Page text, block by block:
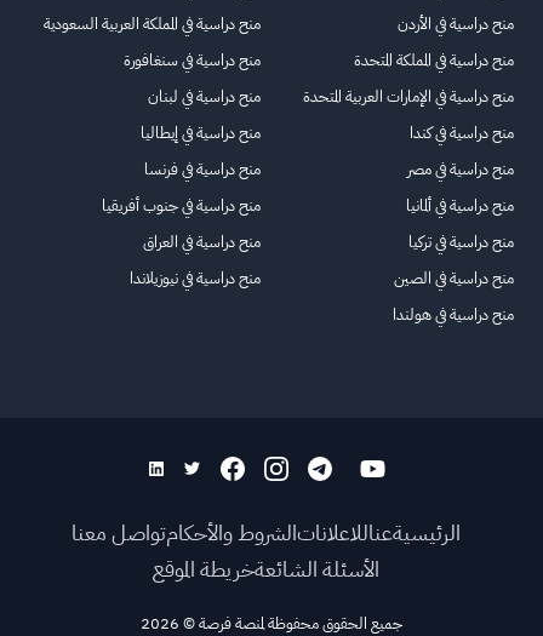
منح دراسية في الأردن
منح دراسية في المملكة المتحدة
منح دراسية في الإمارات العربية المتحدة
منح دراسية في كندا
منح دراسية في مصر
منح دراسية في ألمانيا
منح دراسية في تركيا
منح دراسية في الصين
منح دراسية في هولندا
منح دراسية في المملكة العربية السعودية
منح دراسية في سنغافورة
منح دراسية في لبنان
منح دراسية في إيطاليا
منح دراسية في فرنسا
منح دراسية في جنوب أفريقيا
منح دراسية في العراق
منح دراسية في نيوزيلاندا
الرئيسيةعناللاعلاناتالشروط والأحكامتواصل معنا
الأسئلة الشائعةخريطة الموقع
جميع الحقوق محفوظة لمنصة فرصة©
2026